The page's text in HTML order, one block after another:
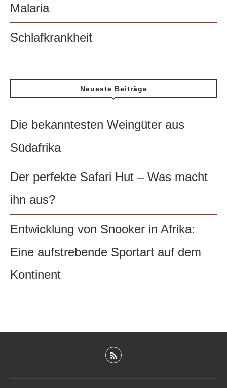
Malaria
Schlafkrankheit
Neueste Beiträge
Die bekanntesten Weingüter aus
Südafrika
Der perfekte Safari Hut – Was macht
ihn aus?
Entwicklung von Snooker in Afrika:
Eine aufstrebende Sportart auf dem
Kontinent